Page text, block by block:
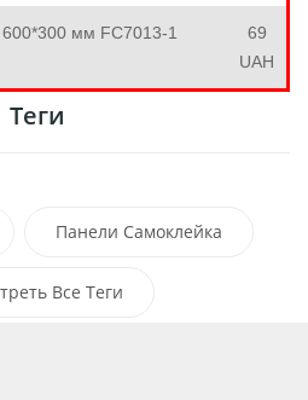
мм FC7013-1
69
UAH
Теги
Панели Самоклейка
Моющиеся Панели
Все Теги